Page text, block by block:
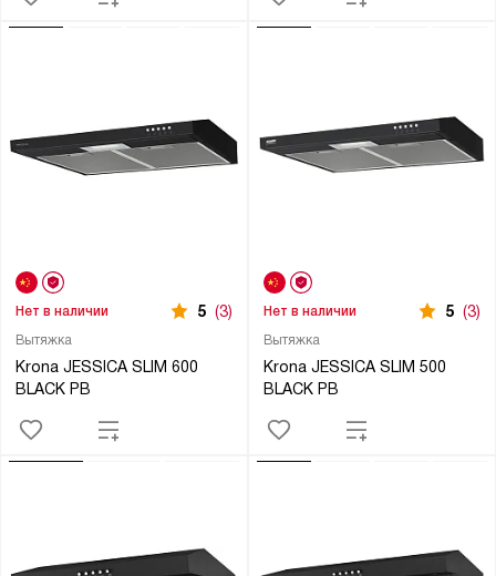
Вытяжка
Krona JESSICA SLIM 600
BLACK PB
Нет в наличии 5 (3)
Вытяжка
Krona JESSICA SLIM 500
BLACK PB
Нет в наличии 5 (3)